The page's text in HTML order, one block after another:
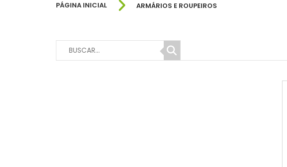
PÁGINA INICIAL ARMÁRIOS E ROUPEIROS